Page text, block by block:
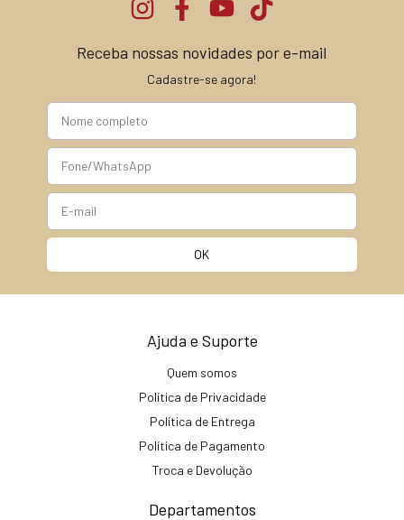
Receba nossas novidades por e-mail
Cadastre-se agora!
Ajuda e Suporte
Quem somos
Política de Privacidade
Política de Entrega
Política de Pagamento
Troca e Devolução
Departamentos